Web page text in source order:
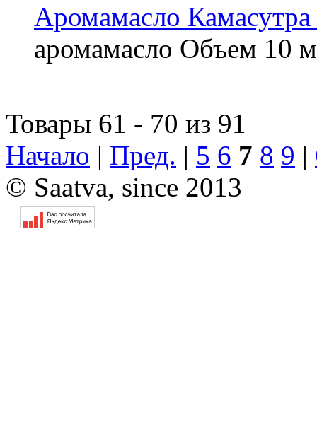
Аромамасло Камасутра
аромамасло Объем 10
Товары 61 - 70 из 91
Начало | Пред. | 5 6 7 8 9 |
© Saatva, since 2013